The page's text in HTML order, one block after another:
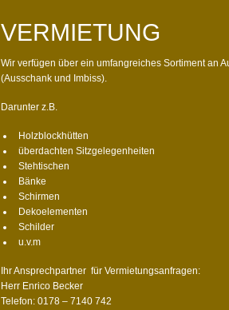
VERMIETUNG
Wir verfügen über ein umfangreiches Sortiment an
(Ausschank und Imbiss).
Darunter z.B.
Holzblockhütten
überdachten Sitzgelegenheiten
Stehtischen
Bänke
Schirmen
Dekoelementen
Schilder
u.v.m
Ihr Ansprechpartner für Vermietungsanfragen:
Herr Enrico Becker
Telefon: 0178 – 7140 742